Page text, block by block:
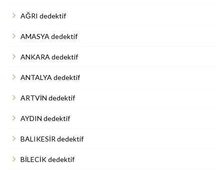
AĞRI dedektif
AMASYA dedektif
ANKARA dedektif
ANTALYA dedektif
ARTVİN dedektif
AYDIN dedektif
BALIKESİR dedektif
BİLECİK dedektif